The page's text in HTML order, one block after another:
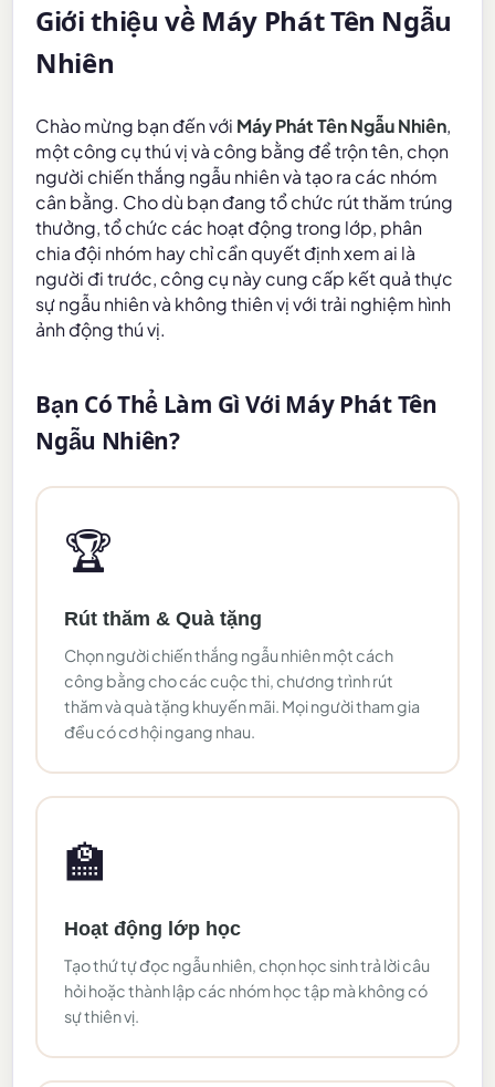
Giới thiệu về Máy Phát Tên Ngẫu
Nhiên
Chào mừng bạn đến với Máy Phát Tên Ngẫu Nhiên,
một công cụ thú vị và công bằng để trộn tên, chọn
người chiến thắng ngẫu nhiên và tạo ra các nhóm
cân bằng. Cho dù bạn đang tổ chức rút thăm trúng
thưởng, tổ chức các hoạt động trong lớp, phân
chia đội nhóm hay chỉ cần quyết định xem ai là
người đi trước, công cụ này cung cấp kết quả thực
sự ngẫu nhiên và không thiên vị với trải nghiệm hình
ảnh động thú vị.
Bạn Có Thể Làm Gì Với Máy Phát Tên
Ngẫu Nhiên?
🏆
Rút thăm & Quà tặng
Chọn người chiến thắng ngẫu nhiên một cách
công bằng cho các cuộc thi, chương trình rút
thăm và quà tặng khuyến mãi. Mọi người tham gia
đều có cơ hội ngang nhau.
🏫
Hoạt động lớp học
Tạo thứ tự đọc ngẫu nhiên, chọn học sinh trả lời câu
hỏi hoặc thành lập các nhóm học tập mà không có
sự thiên vị.